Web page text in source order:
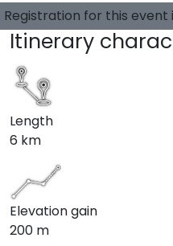
Registration for this event
Itinerary
Length
6 km
Elevation gain
200 m